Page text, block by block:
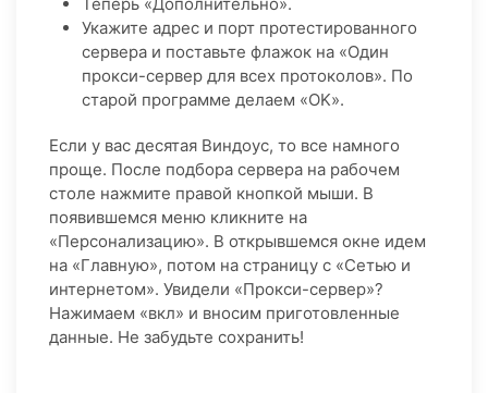
Укажите адрес и порт протестированного
сервера и поставьте флажок на «Один
прокси-сервер для всех протоколов». По
старой программе делаем «OK».
Если у вас десятая Виндоус, то все намного
проще. После подбора сервера на рабочем
столе нажмите правой кнопкой мыши. В
появившемся меню кликните на
«Персонализацию». В открывшемся окне идем
на «Главную», потом на страницу с «Сетью и
интернетом». Увидели «Прокси-сервер»?
Нажимаем «вкл» и вносим приготовленные
данные. Не забудьте сохранить!